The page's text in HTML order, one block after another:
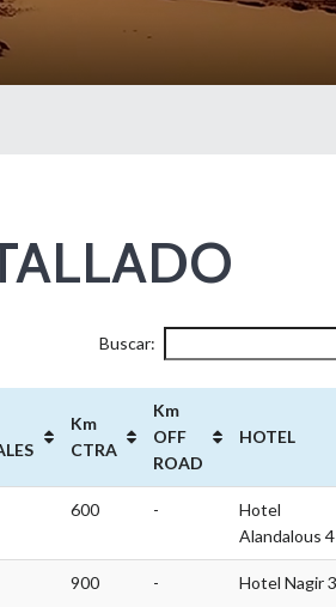
Buscar:
Km
CTRA
Km
OFF
ROAD
HOTEL
600 -
Hotel
Alandalous
900 - Hotel Nagir